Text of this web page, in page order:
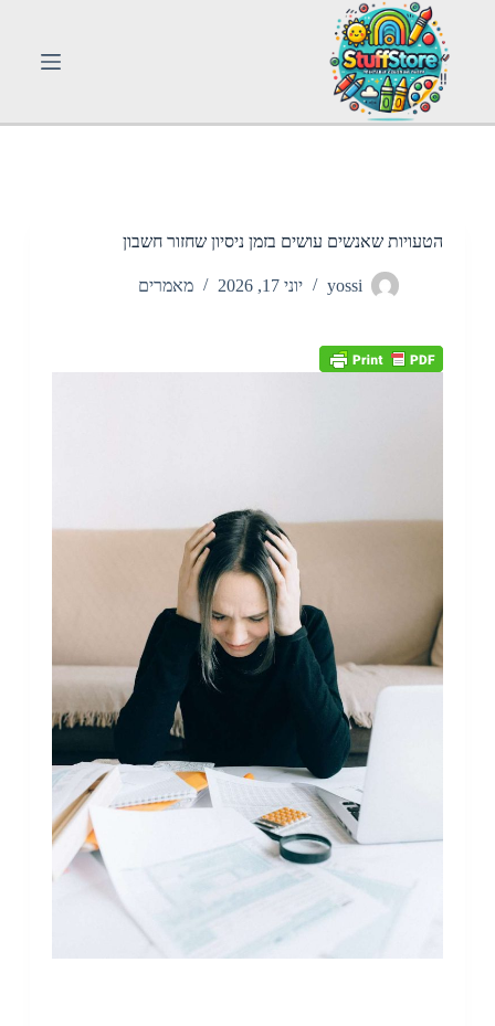
o
הטעויות שאנשים עושים בזמן ניסיון שחזור חשבון
yossi יוני 17, 2026 מאמרים